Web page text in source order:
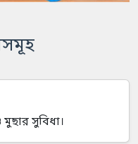
সুবিধা।